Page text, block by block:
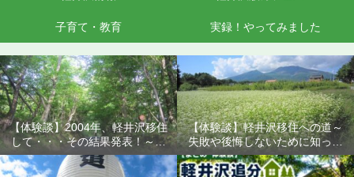
子育て・教育 実録！やってみました
【体験談】2004年、軽井沢移住
して・・・その結果発表！～失
敗や後悔しないために知ってお
きたいこと
【体験談】軽井沢移住への道～
失敗や後悔しないために知って
おきたいこと